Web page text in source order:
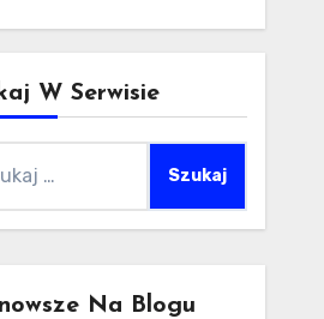
W Serwisie
Na Blogu